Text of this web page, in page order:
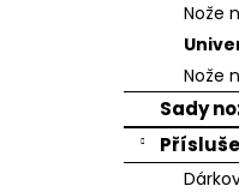
Nože
Nože
Sady